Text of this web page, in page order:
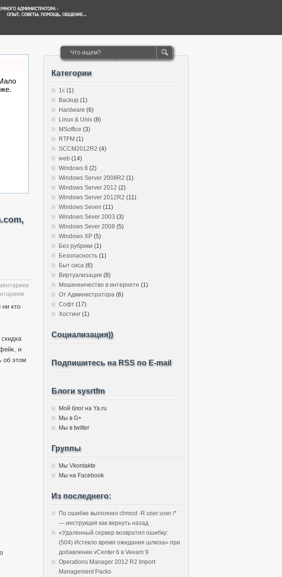
кто
и
об этом
Категории
1c (1)
Backup (1)
Hardware (6)
Linux & Unix (8)
MSoffice (3)
RTFM (1)
SCCM2012R2 (4)
web (14)
Windows 8 (2)
Windows Server 2008R2 (1)
Windows Server 2012 (2)
Windows Server 2012R2 (11)
Windows Seven (11)
Windows Sever 2003 (3)
Windows Sever 2008 (5)
Windows XP (5)
Без рубрики (1)
Безопасность (1)
Быт сиса (6)
Виртуализация (8)
Мошенничество в интернете (1)
От Администратора (6)
Софт (17)
Хостинг (1)
Социализация))
Подпишитесь на RSS по E-mail
Блоги sysrtfm
Мой блог на Ya.ru
Мы в G+
Мы в twitter
Группы
Мы Vkontakte
Мы на Facebook
Из последнего:
По ошибке выполнил chmod -R user:user /*
— инструкция как вернуть назад
«Удаленный сервер возвратил ошибку:
(504) Истекло время ожидания шлюза» при
добавлении vCenter 6 в Veeam 9
Operations Manager 2012 R2 Import
Management Packs